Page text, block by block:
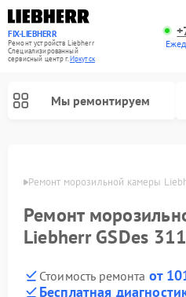
FIX-LIEBHERR
Ремонт устройств Liebherr
Специализированный
cервисный центр г.Иркутск
Мы ремонтируем
Ремонт морозильной камеры
Ремонт
Liebherr GSDes
Стоимость ремонта от
Бесплатная